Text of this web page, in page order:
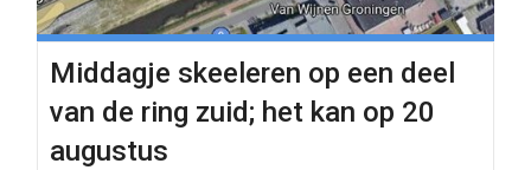
Middagje skeeleren op een deel
van de ring zuid; het kan op 20
augustus